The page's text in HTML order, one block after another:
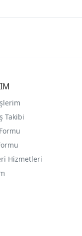
Takibi
Hizmetleri